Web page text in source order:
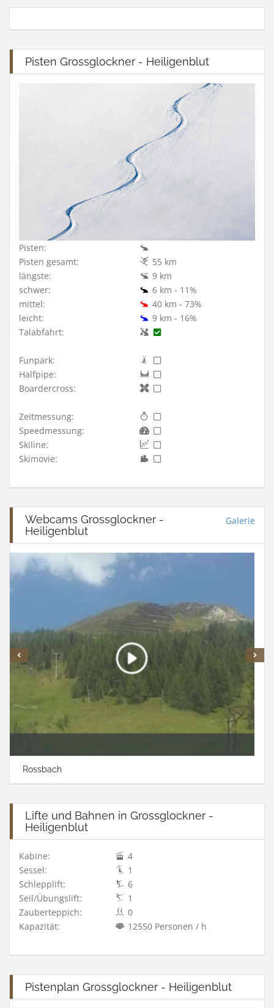
Pisten Grossglockner - Heiligenblut
Pisten:
Pisten gesamt:
55 km
längste:
9 km
schwer:
6 km - 11%
mittel:
40 km - 73%
leicht:
9 km - 16%
Talabfahrt:
Funpark:
Halfpipe:
Boardercross:
Zeitmessung:
Speedmessung:
Skiline:
Skimovie:
Webcams Grossglockner -
Heiligenblut
Galerie
Rossbach
Lifte und Bahnen in Grossglockner -
Heiligenblut
Kabine:
4
Sessel:
1
Schlepplift:
6
Seil/Übungslift:
1
Zauberteppich:
0
Kapazität:
12550 Personen / h
Pistenplan Grossglockner - Heiligenblut